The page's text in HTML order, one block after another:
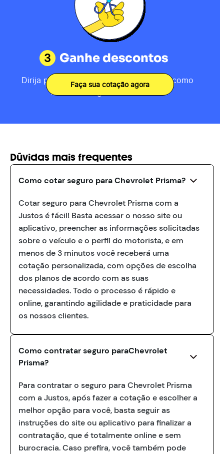
3 Ganhe descontos
Dirija por 80km, receba sua pontuação como
motorista e ganhe descontos.
Faça sua cotação agora
Dúvidas mais frequentes
Como cotar seguro para Chevrolet Prisma?
Cotar seguro para Chevrolet Prisma com a
Justos é fácil! Basta acessar o nosso site ou
aplicativo, preencher as informações solicitadas
sobre o veículo e o perfil do motorista, e em
menos de 3 minutos você receberá uma
cotação personalizada, com opções de escolha
dos planos de acordo com as suas
necessidades. Todo o processo é rápido e
online, garantindo agilidade e praticidade para
os nossos clientes.
Como contratar seguro paraChevrolet
Prisma?
Para contratar o seguro para Chevrolet Prisma
com a Justos, após fazer a cotação e escolher a
melhor opção para você, basta seguir as
instruções do site ou aplicativo para finalizar a
contratação, que é totalmente online e sem
burocracia. Caso prefira, você também pode